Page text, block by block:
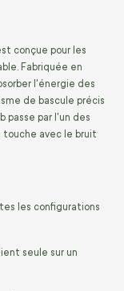
conçue pour les
Fabriquée en
l'énergie des
de bascule précis
passe par l'un des
touche avec le bruit
les configurations
seule sur un